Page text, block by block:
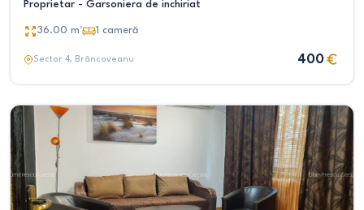
Proprietar - Garsoniera de inchiriat
36.00 m² 1 cameră
Sector 4, Brâncoveanu 400